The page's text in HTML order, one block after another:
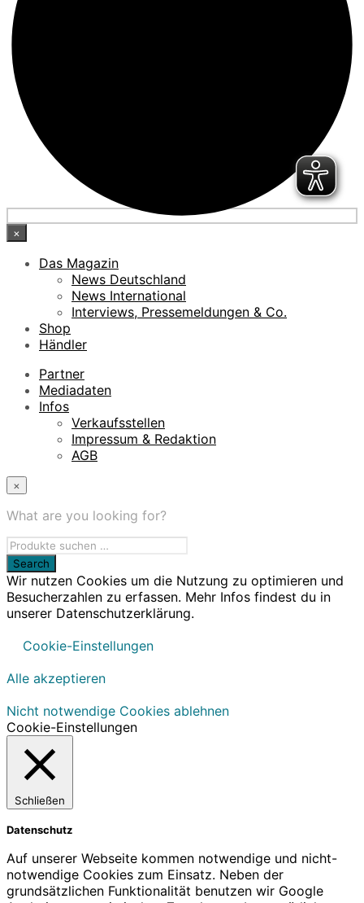
×
Das Magazin
News Deutschland
News International
Interviews, Pressemeldungen & Co.
Shop
Händler
Partner
Mediadaten
Infos
Verkaufsstellen
Impressum & Redaktion
AGB
×
What are you looking for?
Wir nutzen Cookies um die Nutzung zu optimieren und
Besucherzahlen zu erfassen. Mehr Infos findest du in
unserer Datenschutzerklärung.
Cookie-Einstellungen
Alle akzeptieren
Nicht notwendige Cookies ablehnen
Cookie-Einstellungen
Schließen
Datenschutz
Auf unserer Webseite kommen notwendige und nicht-
notwendige Cookies zum Einsatz. Neben der
grundsätzlichen Funktionalität benutzen wir Google